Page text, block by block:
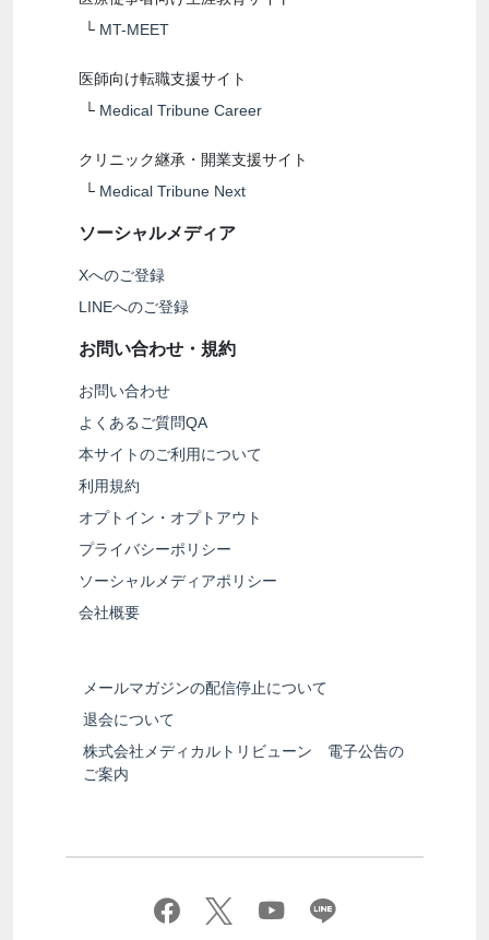
└ MT-MEET
医師向け転職支援サイト
└ Medical Tribune Career
クリニック継承・開業支援サイト
└ Medical Tribune Next
ソーシャルメディア
Xへのご登録
LINEへのご登録
お問い合わせ・規約
お問い合わせ
よくあるご質問QA
本サイトのご利用について
利用規約
オプトイン・オプトアウト
プライバシーポリシー
ソーシャルメディアポリシー
会社概要
メールマガジンの配信停止について
退会について
株式会社メディカルトリビューン 電子公告の
ご案内